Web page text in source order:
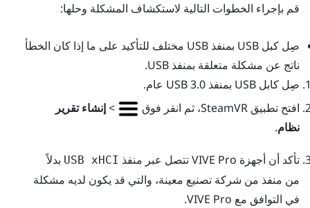
قم بإجراء الخطوات التالية لاستكشاف المشكلة وحلها:
صِل كبل USB بمنفذ USB مختلف للتأكيد على ما إذا كان الخطأ
ناتج عن مشكلة متعلقة بمنفذ USB.
صِل كابل USB بمنفذ USB 3.0 عام.
افتح تطبيق SteamVR، ثم انقر فوق >إنشاء تقرير
نظام.
تأكد أن أجهزة VIVE Proتتصل عبر منفذ USB xHCI بدلاً
من منفذ من شركة تصنيع معينة، والتي قد يكون لديه مشكلة
في التوافق مع VIVE Pro
.